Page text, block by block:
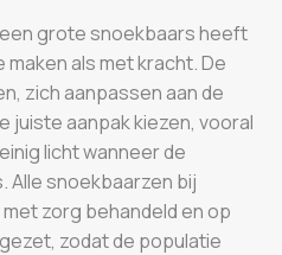
grote snoekbaars heeft
als met kracht. De
zich aanpassen aan de
juiste aanpak kiezen, vooral
licht wanneer de
snoekbaarzen bij
zorg behandeld en op
zodat de populatie